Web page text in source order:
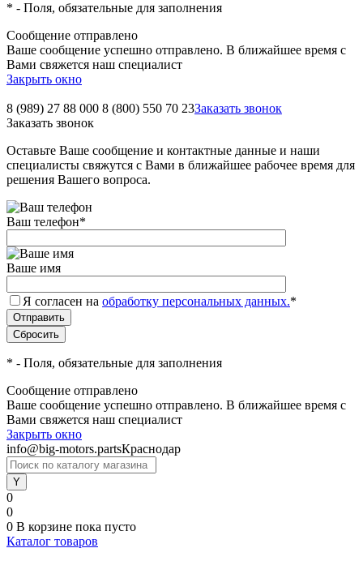
* - Поля, обязательные для заполнения
Сообщение отправлено
Ваше сообщение успешно отправлено. В ближайшее время с
Вами свяжется наш специалист
Закрыть окно
8 (989) 27 88 000 8 (800) 550 70 23Заказать звонок
Заказать звонок
Оставьте Ваше сообщение и контактные данные и наши
специалисты свяжутся с Вами в ближайшее рабочее время для
решения Вашего вопроса.
Ваш телефон*
Ваше имя
Я согласен на обработку персональных данных.*
* - Поля, обязательные для заполнения
Сообщение отправлено
Ваше сообщение успешно отправлено. В ближайшее время с
Вами свяжется наш специалист
Закрыть окно
info@big-motors.partsКраснодар
0
0
0 В корзине пока пусто
Каталог товаров